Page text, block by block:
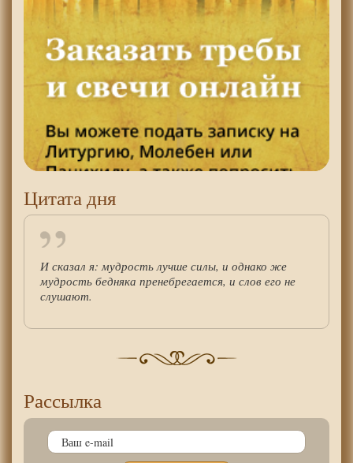
Цитата дня
И сказал я: мудрость лучше силы, и однако же
мудрость бедняка пренебрегается, и слов его не
слушают.
Рассылка